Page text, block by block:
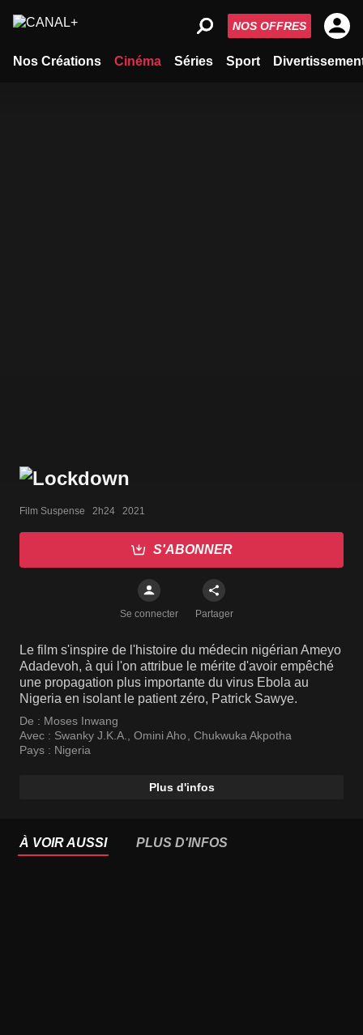
Nos Créations Cinéma Séries Sport
NOS OFFRES
Film Suspense   2h24   2021
S'ABONNER
Se connecter Partager
Le film s'inspire de l'histoire du médecin nigérian Ameyo
Adadevoh, à qui l'on attribue le mérite d'avoir empêché
une propagation plus importante du virus Ebola au
Nigeria en isolant le patient zéro, Patrick Sawye.
De : Moses Inwang
Avec : Swanky J.K.A., Omini Aho, Chukwuka Akpotha
Pays : Nigeria
Plus d'infos
À VOIR AUSSI PLUS D'INFOS